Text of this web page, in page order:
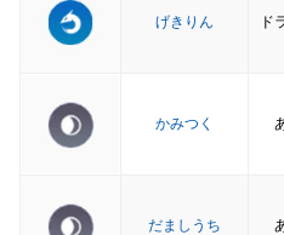
げきりん ド
かみつく
だましうち